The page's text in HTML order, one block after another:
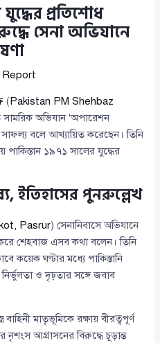
প্রতিশোধ
সেনা অভিযানে
Report
( Pakistan PM Shehbaz
সামরিক অভিযান ‘অপারেশন
বলে আখ্যায়িত করেছেন। তিনি
পাকিস্তান ১৯৭১ সালের যুদ্ধের
ইতিহাসের পুনরুল্লেখ
Pasrur) সেনানিবাসে অভিযানে
শেহবাজ এসব কথা বলেন। তিনি
কয়েক ঘণ্টার মধ্যে পাকিস্তানি
ও দৃঢ়তার সঙ্গে জবাব
মাতৃভূমিকে রক্ষায় বীরত্বপূর্ণ
নৃশংস আগ্রাসনের বিরুদ্ধে চূড়ান্ত